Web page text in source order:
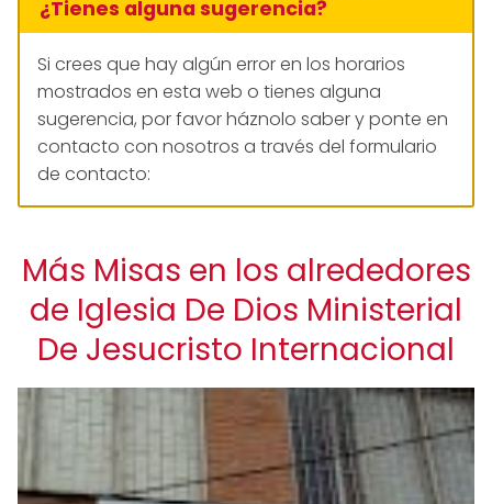
¿Tienes alguna sugerencia?
Si crees que hay algún error en los horarios
mostrados en esta web o tienes alguna
sugerencia, por favor háznolo saber y ponte en
contacto con nosotros a través del formulario
de contacto:
Más Misas en los alrededores
de Iglesia De Dios Ministerial
De Jesucristo Internacional